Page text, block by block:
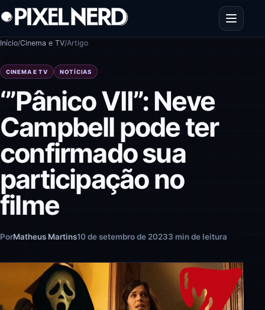
Pular para o conteúdo
Abrir
Início/Cinema e TV/Artigo
CINEMA E TV NOTÍCIAS
‘”Pânico VII”: Neve
Campbell pode ter
confirmado sua
participação no
filme
PorMatheus Martins10 de setembro de 20233 min de leitura